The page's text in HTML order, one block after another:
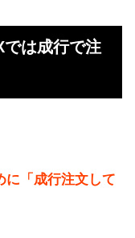
報を無
がも
方法
では成行で注
に「成行注文して